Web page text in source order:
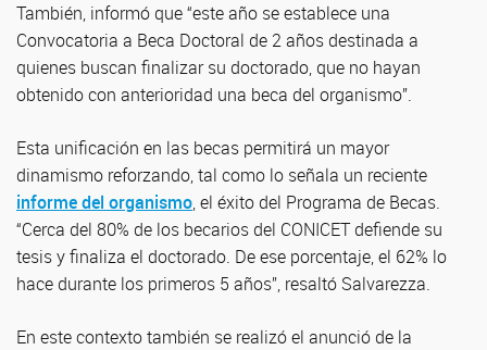
También, informó que “este año se establece una
Convocatoria a Beca Doctoral de 2 años destinada a
quienes buscan finalizar su doctorado, que no hayan
obtenido con anterioridad una beca del organismo”.
Esta unificación en las becas permitirá un mayor
dinamismo reforzando, tal como lo señala un reciente
informe del organismo, el éxito del Programa de Becas.
“Cerca del 80% de los becarios del CONICET defiende su
tesis y finaliza el doctorado. De ese porcentaje, el 62% lo
hace durante los primeros 5 años”, resaltó Salvarezza.
En este contexto también se realizó el anunció de la